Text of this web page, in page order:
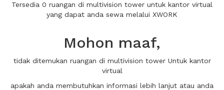
Tersedia 0 ruangan di multivision tower untuk kantor virtual
yang dapat anda sewa melalui XWORK
Mohon maaf,
tidak ditemukan ruangan di multivision tower Untuk kantor
virtual
apakah anda membutuhkan informasi lebih lanjut atau anda